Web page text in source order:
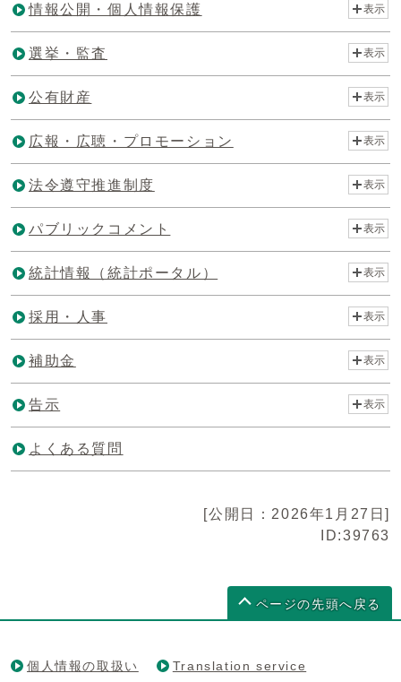
情報公開・個人情報保護 表示
選挙・監査 表示
公有財産 表示
広報・広聴・プロモーション 表示
法令遵守推進制度 表示
パブリックコメント 表示
統計情報（統計ポータル） 表示
採用・人事 表示
補助金 表示
告示 表示
よくある質問
[公開日：2026年1月27日]
ID:39763
ページの先頭へ戻る
個人情報の取扱い Translation service